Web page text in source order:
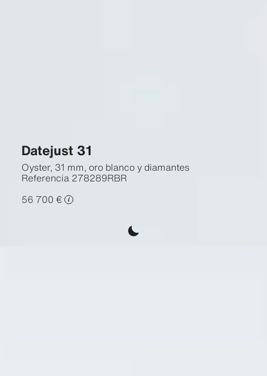
Datejust 31
Oyster, 31 mm, oro blanco y diamantes
Referencia 278289RBR
56 700 €